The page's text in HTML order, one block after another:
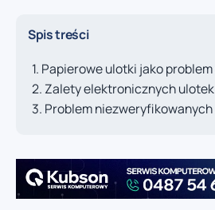
Spis treści
Papierowe ulotki jako
Zalety elektronicznych ulotek
Problem